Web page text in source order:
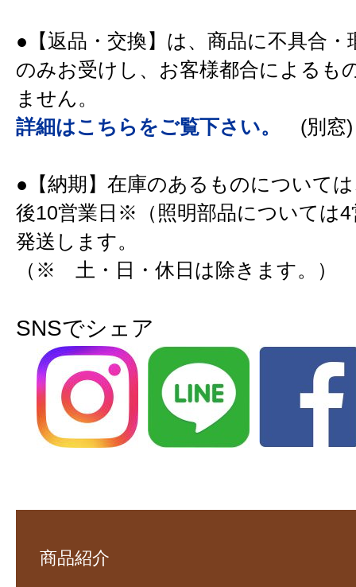
●【返品・交換】は、商品に不具合・
のみお受けし、お客様都合によるも
ません。
詳細はこちらをご覧下さい。
(別窓)
●【納期】在庫のあるものについて
後10営業日※（照明部品については4
発送します。
（※ 土・日・休日は除きます。）
SNSでシェア
商品紹介